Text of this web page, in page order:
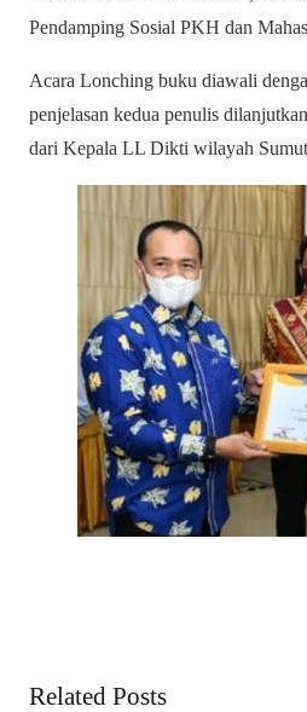
Pendamping Sosial PKH dan
Acara Lonching buku diawali
penjelasan kedua penulis
dari Kepala LL Dikti wilayah
Related Posts